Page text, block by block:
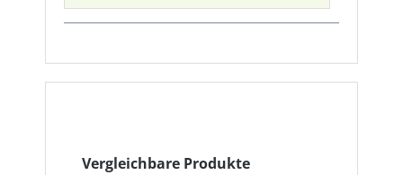
Produktgalerie überspringen
Vergleichbare Produkte